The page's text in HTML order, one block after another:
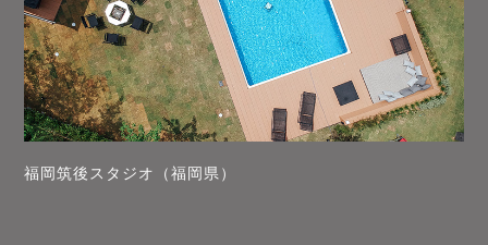
福岡筑後スタジオ（福岡県）